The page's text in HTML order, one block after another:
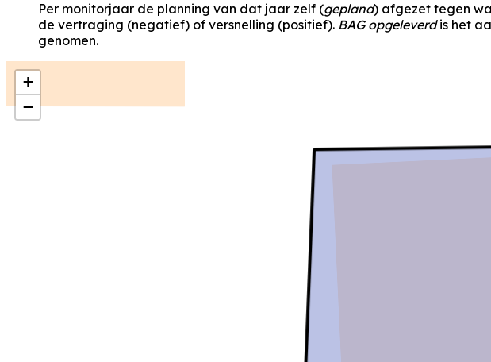
Per monitorjaar de planning van dat jaar zelf (gepland) afgezet tegen
de vertraging (negatief) of versnelling (positief). BAG opgeleverdis het
genomen.
+
−